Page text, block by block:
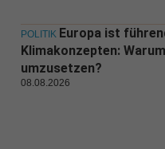
POLITIK Europa ist
Klimakonzepten:
umzusetzen?
08.08.2026